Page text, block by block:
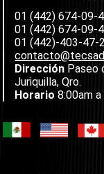
01 (442) 674-09-
01 (442) 674-09-
01 (442)-403-47-
Dirección Paseo
Juriquilla, Qro.
Horario 8:00am